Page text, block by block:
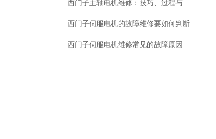
西门子伺服电机的故障维修要如何判断